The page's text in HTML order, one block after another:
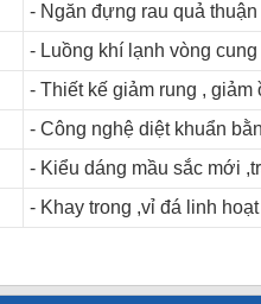
- Ngăn đựng rau quả thuận
- Luồng khí lạnh vòng cung
- Thiết kế giảm rung , giảm
- Công nghệ diệt khuẩn
- Kiểu dáng mầu sắc mới
- Khay trong ,vỉ đá linh hoạt